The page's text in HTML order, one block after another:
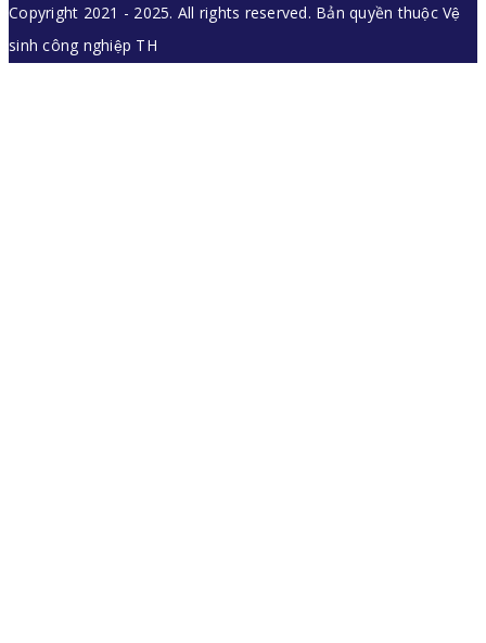
Copyright 2021 - 2025. All rights reserved. Bản quyền thuộc Vệ
sinh công nghiệp TH